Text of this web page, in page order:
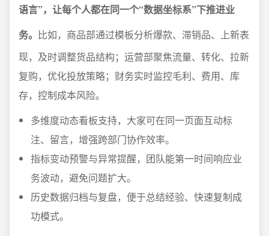
语言”，让每个人都在同一个“数据坐标系”下推进业
务。 比如，商品部通过模板分析爆款、滞销品、上新表
现，及时调整货品结构；运营部聚焦流量、转化、拉新
复购，优化投放策略；财务实时监控毛利、费用、库
存，控制成本风险。
多维度动态看板支持，大家可在同一页面互动标
注、留言，增强跨部门协作效率。
指标变动预警与异常提醒，团队能第一时间响应业
务波动，避免问题扩大。
历史数据归档与复盘，便于总结经验、快速复制成
功模式。